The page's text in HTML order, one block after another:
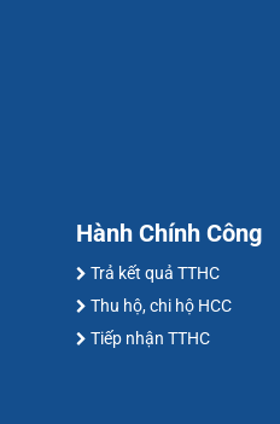
Hành Chính Công
Trả kết quả TTHC
Thu hộ, chi hộ HCC
Tiếp nhận TTHC